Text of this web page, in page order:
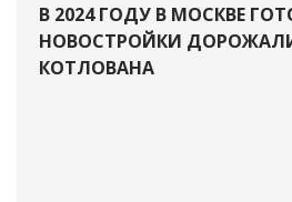
В 2024 ГОДУ В МОСКВЕ
НОВОСТРОЙКИ
КОТЛОВАНА